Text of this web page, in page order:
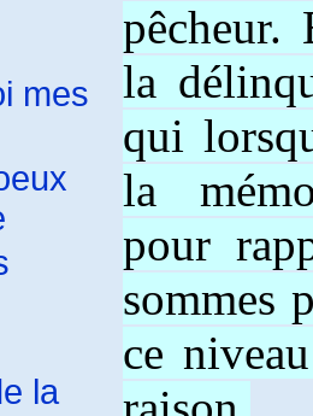
mes
la
pêcheur.
la
qui
la
pour
sommes
ce